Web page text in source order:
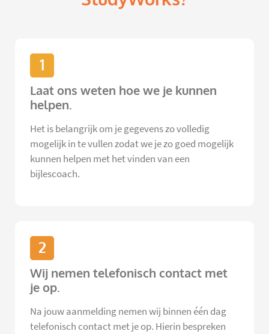
1
Laat ons weten hoe we je kunnen
helpen.
Het is belangrijk om je gegevens zo volledig
mogelijk in te vullen zodat we je zo goed mogelijk
kunnen helpen met het vinden van een
bijlescoach.
2
Wij nemen telefonisch contact met
je op.
Na jouw aanmelding nemen wij binnen één dag
telefonisch contact met je op. Hierin bespreken